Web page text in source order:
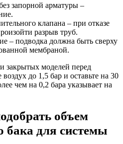
запорной арматуры –
клапана – при отказе
разрыв труб.
– подводка должна быть сверху
мембраной.
закрытых моделей перед
до 1,5 бар и оставьте на 30
чем на 0,2 бара указывает на
объем
бака для системы